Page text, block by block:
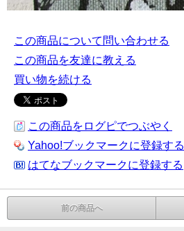
この商品について問い合わせる
この商品を友達に教える
買い物を続ける
この商品をログピでつぶやく
Yahoo!ブックマークに登録する
はてなブックマークに登録する
前の商品へ